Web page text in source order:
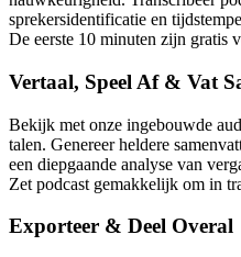
sprekersidentificatie en
De eerste 10 minuten zijn gratis
Vertaal, Speel Af & Vat
Bekijk met onze ingebouwde
talen. Genereer heldere
een diepgaande analyse van
Zet podcast gemakkelijk om in
Exporteer & Deel Overal